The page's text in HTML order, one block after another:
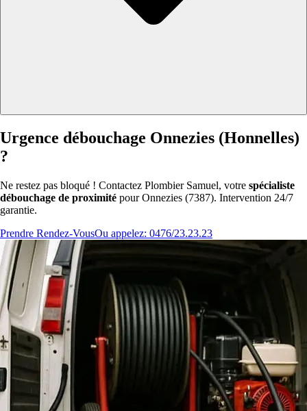
Urgence débouchage Onnezies (Honnelles)
?
Ne restez pas bloqué ! Contactez Plombier Samuel, votre spécialiste
débouchage de proximité pour Onnezies (7387). Intervention 24/7
garantie.
Prendre Rendez-VousOu appelez: 0476/23.23.23